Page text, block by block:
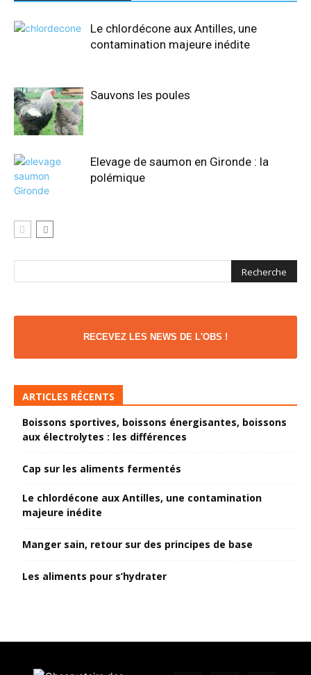
Le chlordécone aux Antilles, une
contamination majeure inédite
Sauvons les poules
Elevage de saumon en Gironde : la
polémique
RECEVEZ LES NEWS DE L'OBS !
ARTICLES RÉCENTS
Boissons sportives, boissons énergisantes, boissons
aux électrolytes : les différences
Cap sur les aliments fermentés
Le chlordécone aux Antilles, une contamination
majeure inédite
Manger sain, retour sur des principes de base
Les aliments pour s’hydrater